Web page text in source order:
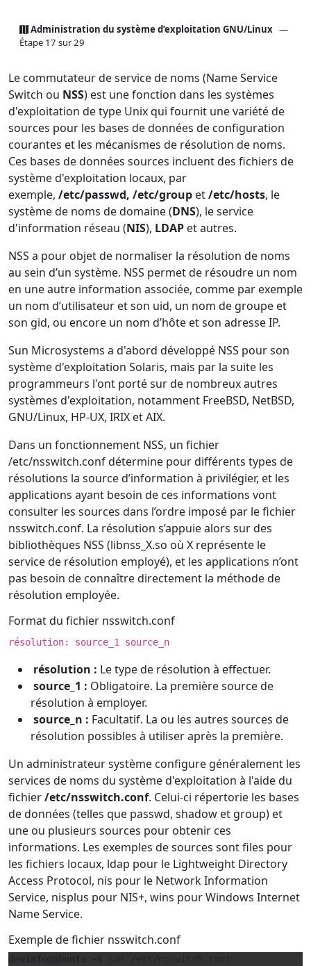
Administration du système d’exploitation GNU/Linux —
Étape 17 sur 29
Le commutateur de service de noms (Name Service
Switch ou NSS) est une fonction dans les systèmes
d'exploitation de type Unix qui fournit une variété de
sources pour les bases de données de configuration
courantes et les mécanismes de résolution de noms.
Ces bases de données sources incluent des fichiers de
système d'exploitation locaux, par
exemple, /etc/passwd, /etc/group et/etc/hosts, le
système de noms de domaine (DNS), le service
d'information réseau (NIS), LDAP et autres.
NSS a pour objet de normaliser la résolution de noms
au sein d’un système. NSS permet de résoudre un nom
en une autre information associée, comme par exemple
un nom d’utilisateur et son uid, un nom de groupe et
son gid, ou encore un nom d’hôte et son adresse IP.
Sun Microsystems a d'abord développé NSS pour son
système d'exploitation Solaris, mais par la suite les
programmeurs l'ont porté sur de nombreux autres
systèmes d'exploitation, notamment FreeBSD, NetBSD,
GNU/Linux, HP-UX, IRIX et AIX.
Dans un fonctionnement NSS, un fichier
/etc/nsswitch.conf détermine pour différents types de
résolutions la source d’information à privilégier, et les
applications ayant besoin de ces informations vont
consulter les sources dans l’ordre imposé par le fichier
nsswitch.conf. La résolution s’appuie alors sur des
bibliothèques NSS (libnss_X.so où X représente le
service de résolution employé), et les applications n’ont
pas besoin de connaître directement la méthode de
résolution employée.
Format du fichier nsswitch.conf
résolution: source_1 source_n
résolution : Le type de résolution à effectuer.
source_1 : Obligatoire. La première source de
résolution à employer.
source_n : Facultatif. La ou les autres sources de
résolution possibles à utiliser après la première.
Un administrateur système configure généralement les
services de noms du système d'exploitation à l'aide du
fichier/etc/nsswitch.conf. Celui-ci répertorie les bases
de données (telles que passwd, shadow et group) et
une ou plusieurs sources pour obtenir ces
informations. Les exemples de sources sont files pour
les fichiers locaux, ldap pour le Lightweight Directory
Access Protocol, nis pour le Network Information
Service, nisplus pour NIS+, wins pour Windows Internet
Name Service.
Exemple de fichier nsswitch.conf